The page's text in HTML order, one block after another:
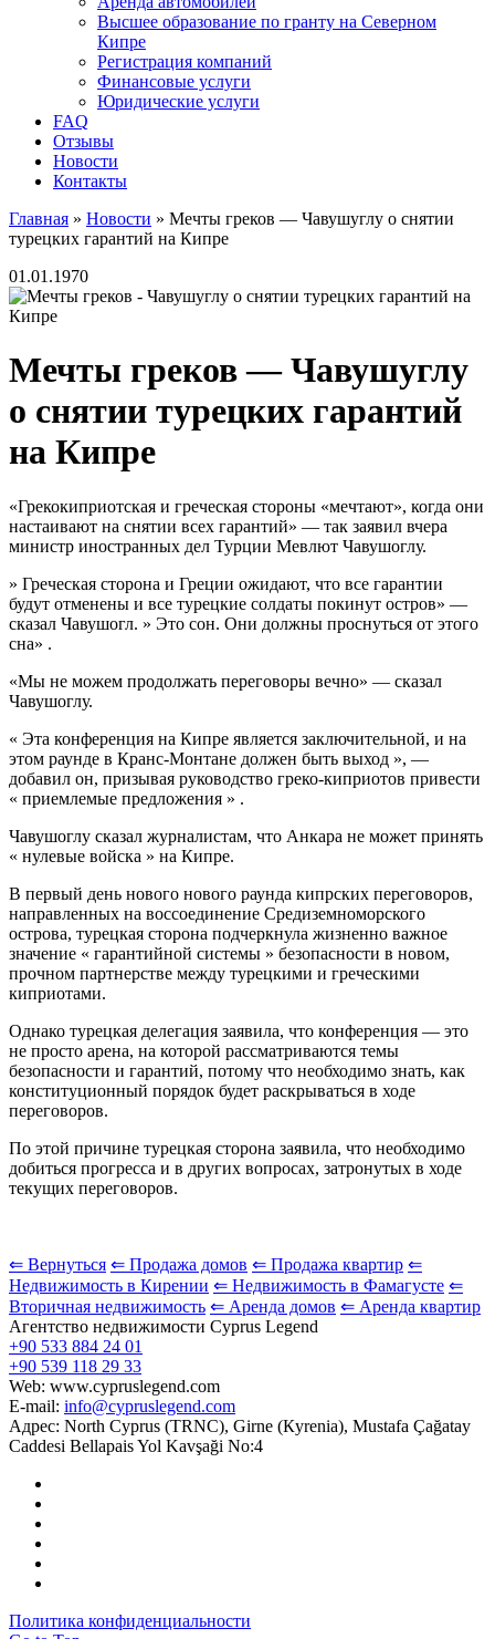
Высшее образование по гранту на Северном
Кипре
Регистрация компаний
Финансовые услуги
Юридические услуги
FAQ
Отзывы
Новости
Контакты
Главная » Новости » Мечты греков — Чавушуглу о снятии
турецких гарантий на Кипре
01.01.1970
Мечты греков — Чавушуглу
о снятии турецких гарантий
на Кипре
«Грекокиприотская и греческая стороны «мечтают», когда они
настаивают на снятии всех гарантий» — так заявил вчера
министр иностранных дел Турции Мевлют Чавушоглу.
» Греческая сторона и Греции ожидают, что все гарантии
будут отменены и все турецкие солдаты покинут остров» —
сказал Чавушогл. » Это сон. Они должны проснуться от этого
сна» .
«Мы не можем продолжать переговоры вечно» — сказал
Чавушоглу.
« Эта конференция на Кипре является заключительной, и на
этом раунде в Кранс-Монтане должен быть выход », —
добавил он, призывая руководство греко-киприотов привести
« приемлемые предложения » .
Чавушоглу сказал журналистам, что Анкара не может принять
« нулевые войска » на Кипре.
В первый день нового нового раунда кипрских переговоров,
направленных на воссоединение Средиземноморского
острова, турецкая сторона подчеркнула жизненно важное
значение « гарантийной системы » безопасности в новом,
прочном партнерстве между турецкими и греческими
киприотами.
Однако турецкая делегация заявила, что конференция — это
не просто арена, на которой рассматриваются темы
безопасности и гарантий, потому что необходимо знать, как
конституционный порядок будет раскрываться в ходе
переговоров.
По этой причине турецкая сторона заявила, что необходимо
добиться прогресса и в других вопросах, затронутых в ходе
текущих переговоров.
⇐ Вернуться ⇐ Продажа домов ⇐ Продажа квартир ⇐
Недвижимость в Кирении ⇐ Недвижимость в Фамагусте ⇐
Вторичная недвижимость ⇐ Аренда домов ⇐ Аренда квартир
Агентство недвижимости Cyprus Legend
+90 533 884 24 01
+90 539 118 29 33
Web: www.cypruslegend.com
E-mail: info@cypruslegend.com
Адрес: North Cyprus (ТRNC), Girne (Кyrenia), Mustafa Çağatay
Caddesi Bellapais Yol Kavşaği No:4
Политика конфиденциальности